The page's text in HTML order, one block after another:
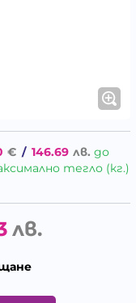
€ / 146.69 лв. до
тегло (кг.)
лв.